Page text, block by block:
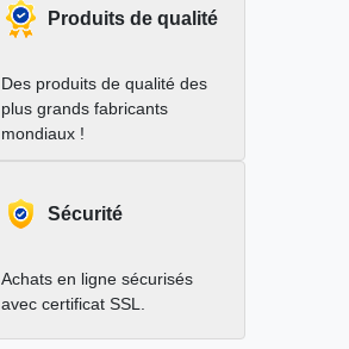
Produits de qualité
Des produits de qualité des
plus grands fabricants
mondiaux !
Sécurité
Achats en ligne sécurisés
avec certificat SSL.